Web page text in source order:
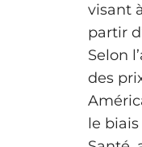
visant
partir
Selon
des
le